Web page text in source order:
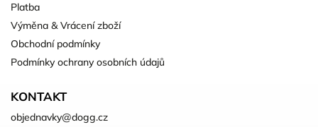
Platba
Výměna & Vrácení zboží
Obchodní podmínky
Podmínky ochrany osobních údajů
KONTAKT
objednavky@dogg.cz